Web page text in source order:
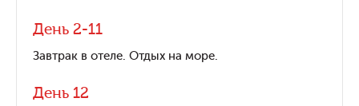
День 2-11
Завтрак в отеле. Отдых на море.
День 12